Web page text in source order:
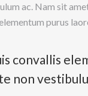
ac. Nam sit
purus
convallis
non